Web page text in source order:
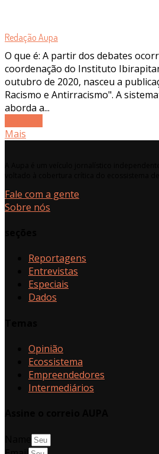
Redação Aupa
O que é: A partir dos debates
coordenação do Instituto
outubro de 2020, nasceu a
Racismo e Antirracismo". A
aborda a...
Mais
Fale com a gente
Sobre nós
Reportagens
Entrevistas
Especiais
Dados
Opinião
Ecossistema
Empreendedores
Intermediários